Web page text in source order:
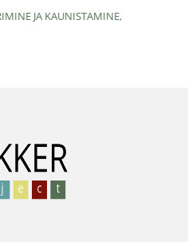
JA KAUNISTAMINE,